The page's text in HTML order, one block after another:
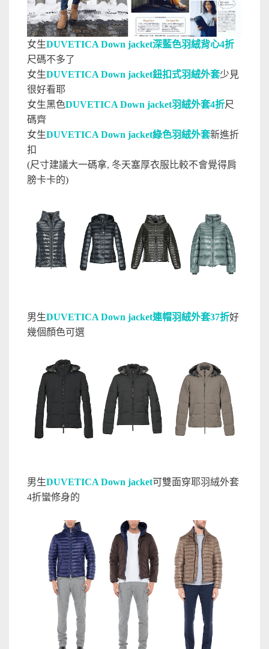
女生DUVETICA Down jacket深藍色羽絨背心4折
尺碼不多了
女生DUVETICA Down jacket鈕扣式羽絨外套少見
很好看耶
女生黑色DUVETICA Down jacket羽絨外套4折尺
碼齊
女生DUVETICA Down jacket綠色羽絨外套新進折
扣
(尺寸建議大一碼拿, 冬天塞厚衣服比較不會覺得肩
膀卡卡的)
男生DUVETICA Down jacket連帽羽絨外套37折好
幾個顏色可選
男生DUVETICA Down jacket可雙面穿耶羽絨外套
4折蠻修身的